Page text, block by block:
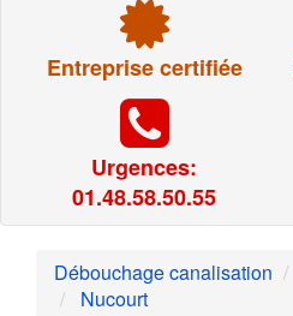
Entreprise certifiée
Urgences:
01.48.58.50.55
Débouchage canalisation
Nucourt